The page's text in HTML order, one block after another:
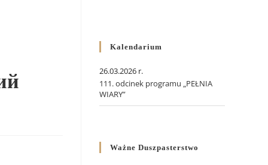
Kalendarium
26.03.2026 r.
111. odcinek programu „PEŁNIA
WIARY”
Ważne Duszpasterstwo